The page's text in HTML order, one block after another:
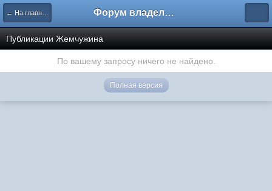
← На главную Форум владельцев интернет-магазинов
Публикации Жемчужина
По вашему запросу ничего не найдено.
Полная версия